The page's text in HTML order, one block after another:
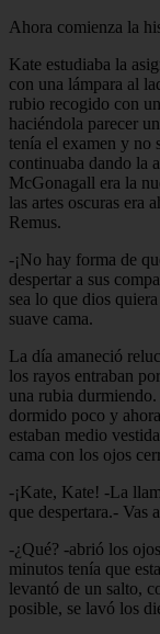
Ahora comienza la
Kate estudiaba la
con una lámpara al
rubio recogido con
haciéndola parecer
tenía el examen y no
continuaba dando la
McGonagall era la
las artes oscuras era
Remus.
-¡No hay forma de
despertar a sus
sea lo que dios
suave cama.
La día amaneció
los rayos entraban
una rubia
dormido poco y
estaban medio
cama con los ojos
-¡Kate, Kate! -La
que despertara.- Vas
-¿Qué? -abrió los
minutos tenía que
levantó de un salto,
posible, se lavó los